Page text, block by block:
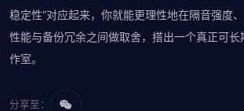
稳定性”对应起来，你就能更理性地在隔音强度
性能与备份冗余之间做取舍，搭出一个真正可长
作室。
分享至：